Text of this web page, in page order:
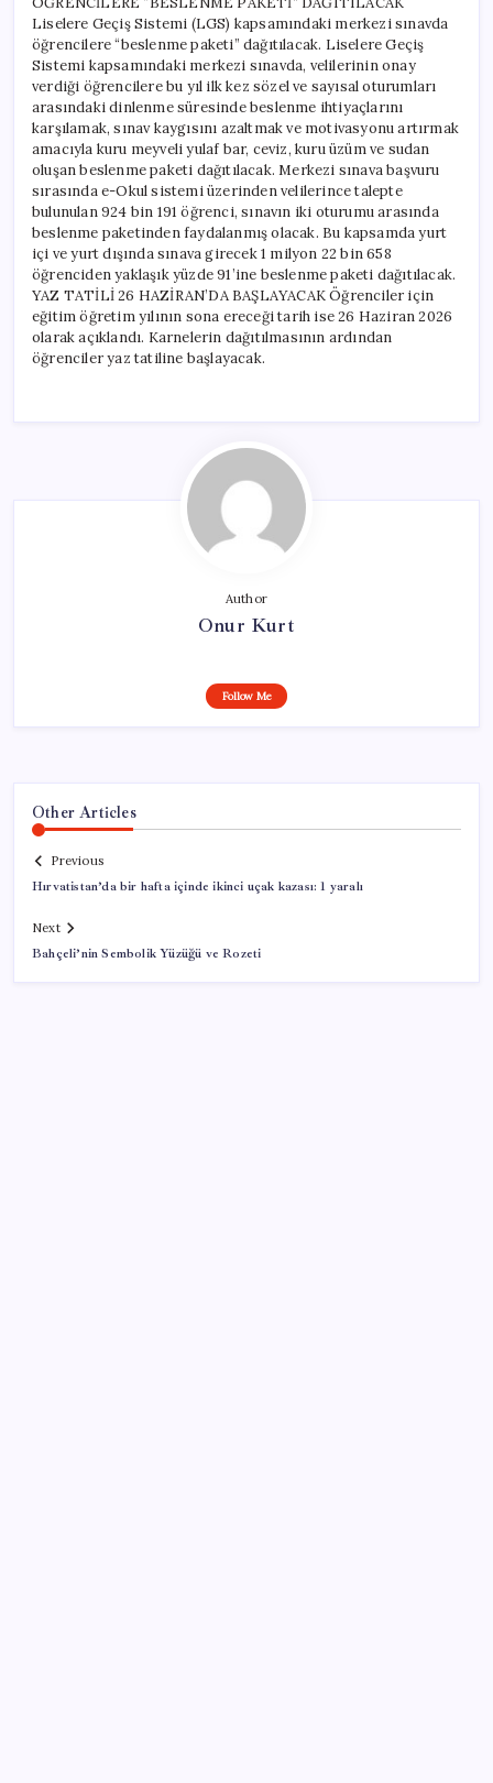
Liselere Geçiş Sistemi (LGS) kapsamındaki merkezi sınavda
öğrencilere “beslenme paketi” dağıtılacak. Liselere Geçiş
Sistemi kapsamındaki merkezi sınavda, velilerinin onay
verdiği öğrencilere bu yıl ilk kez sözel ve sayısal oturumları
arasındaki dinlenme süresinde beslenme ihtiyaçlarını
karşılamak, sınav kaygısını azaltmak ve motivasyonu artırmak
amacıyla kuru meyveli yulaf bar, ceviz, kuru üzüm ve sudan
oluşan beslenme paketi dağıtılacak. Merkezi sınava başvuru
sırasında e-Okul sistemi üzerinden velilerince talepte
bulunulan 924 bin 191 öğrenci, sınavın iki oturumu arasında
beslenme paketinden faydalanmış olacak. Bu kapsamda yurt
içi ve yurt dışında sınava girecek 1 milyon 22 bin 658
öğrenciden yaklaşık yüzde 91’ine beslenme paketi dağıtılacak.
YAZ TATİLİ 26 HAZİRAN’DA BAŞLAYACAK Öğrenciler için
eğitim öğretim yılının sona ereceği tarih ise 26 Haziran 2026
olarak açıklandı. Karnelerin dağıtılmasının ardından
öğrenciler yaz tatiline başlayacak.
Author
Onur Kurt
Follow Me
Other Articles
Previous
Hırvatistan’da bir hafta içinde ikinci uçak kazası: 1 yaralı
Next
Bahçeli’nin Sembolik Yüzüğü ve Rozeti